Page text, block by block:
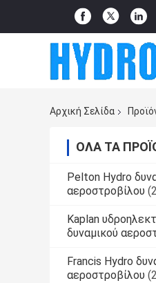
Αρχική Σελίδα
ΌΛΑ ΤΑ
Pelton Hydro
αεροστροβίλου
Kaplan
δυναμικού
Francis Hydro
αεροστροβίλου